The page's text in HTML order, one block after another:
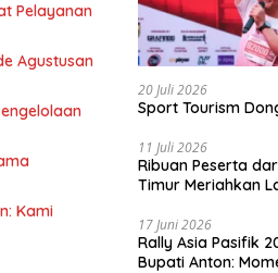
Pelayanan
Agustusan
Kami
20 Juli 2026
Sport Tourism
11 Juli 2026
Ribuan Peserta
Timur Meriahkan
17 Juni 2026
Rally Asia Pasifik
Bupati Anton: